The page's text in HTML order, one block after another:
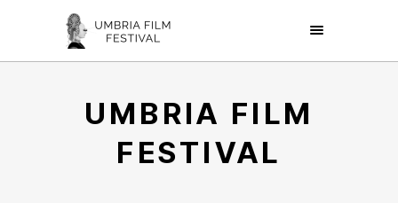
UMBRIA FILM
FESTIVAL